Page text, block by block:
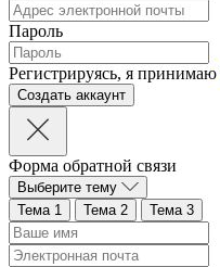
Пароль
Регистрируясь, я принимаю
Форма обратной связи
Выберите тему
Тема 1
Тема 2 Тема 3